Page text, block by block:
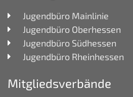
Jugendbüro Mainlinie
Jugendbüro Oberhessen
Jugendbüro Südhessen
Jugendbüro Rheinhessen
Mitgliedsverbände